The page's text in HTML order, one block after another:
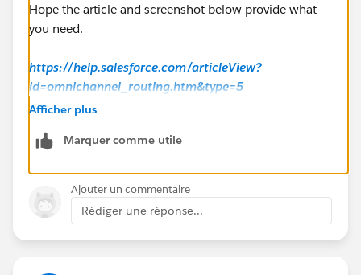
Hope the article and screenshot below provide what
you need.
https://help.salesforce.com/articleView?
id=omnichannel_routing.htm&type=5
Afficher plus
Marquer comme utile
Ajouter un commentaire
Rédiger une réponse...